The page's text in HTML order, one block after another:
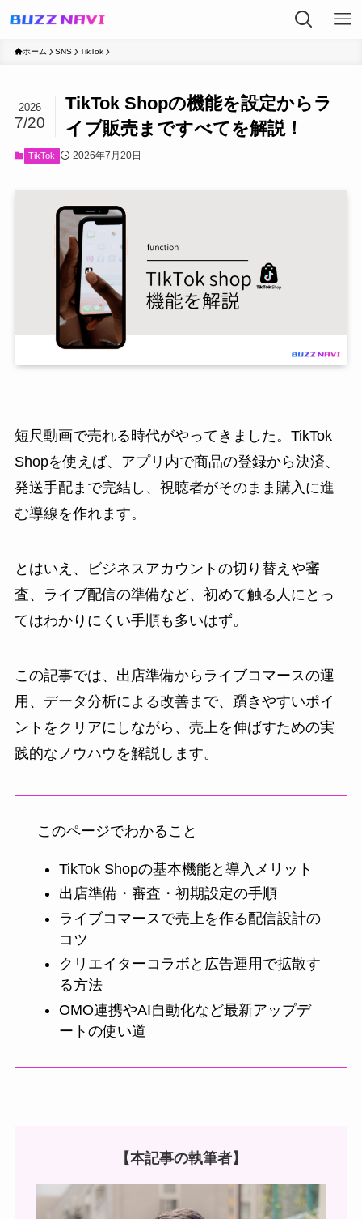
ホーム SNS TikTok
TikTok Shopの機能を設定からラ
イブ販売まですべてを解説！
2026
7/20
TikTok 2026年7月20日
短尺動画で売れる時代がやってきました。TikTok
Shopを使えば、アプリ内で商品の登録から決済、
発送手配まで完結し、視聴者がそのまま購入に進
む導線を作れます。
とはいえ、ビジネスアカウントの切り替えや審
査、ライブ配信の準備など、初めて触る人にとっ
てはわかりにくい手順も多いはず。
この記事では、出店準備からライブコマースの運
用、データ分析による改善まで、躓きやすいポイ
ントをクリアにしながら、売上を伸ばすための実
践的なノウハウを解説します。
このページでわかること
TikTok Shopの基本機能と導入メリット
出店準備・審査・初期設定の手順
ライブコマースで売上を作る配信設計の
コツ
クリエイターコラボと広告運用で拡散す
る方法
OMO連携やAI自動化など最新アップデ
ートの使い道
【本記事の執筆者】